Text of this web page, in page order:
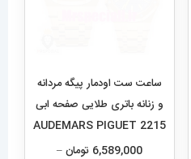
ساعت ست اودمار پیگه مردانه
و زنانه باتری طلایی صفحه ابی
2215 AUDEMARS PIGUET
ROYAL
6,589,000 تومان–